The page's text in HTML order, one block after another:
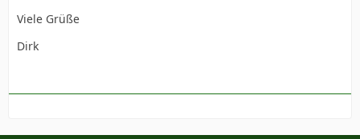
Viele Grüße
Dirk